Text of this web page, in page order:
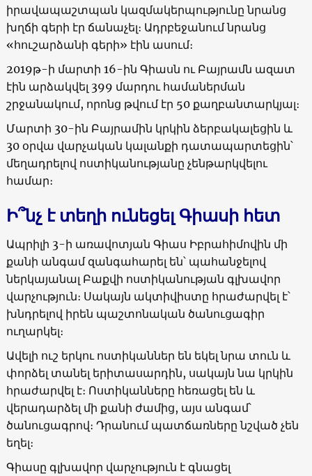
իրավապաշտպան կազմակերպությունը նրանց
խղճի գերի էր ճանաչել։ Ադրբեջանում նրանց
«հուշարձանի գերի» էին ասում։
2019թ-ի մարտի 16-ին Գիասն ու Բայրամն ազատ
էին արձակվել 399 մարդու համաներման
շրջանակում, որոնց թվում էր 50 քաղբանտարկյալ։
Մարտի 30-ին Բայրամին կրկին ձերբակալեցին և
30 օրվա վարչական կալանքի դատապարտեցին՝
մեղադրելով ոստիկանությանը չենթարկվելու
համար։
Ի՞նչ է տեղի ունեցել Գիասի հետ
Ապրիլի 3-ի առավոտյան Գիաս Իբրահիմովին մի
քանի անգամ զանգահարել են՝ պահանջելով
ներկայանալ Բաքվի ոստիկանության գլխավոր
վարչություն։ Սակայն ակտիվիստը հրաժարվել է՝
խնդրելով իրեն պաշտոնական ծանուցագիր
ուղարկել։
Ավելի ուշ երկու ոստիկաններ են եկել նրա տուն և
փորձել տանել երիտասարդին, սակայն նա կրկին
հրաժարվել է։ Ոստիկանները հեռացել են և
վերադարձել մի քանի ժամից, այս անգամ՝
ծանուցագրով։ Դրանում պատճառները նշված չեն
եղել։
Գիասը գլխավոր վարչություն է գնացել